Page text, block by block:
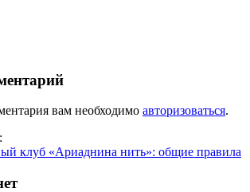
вам необходимо авторизоваться.
клуб «Ариаднина нить»: общие правила